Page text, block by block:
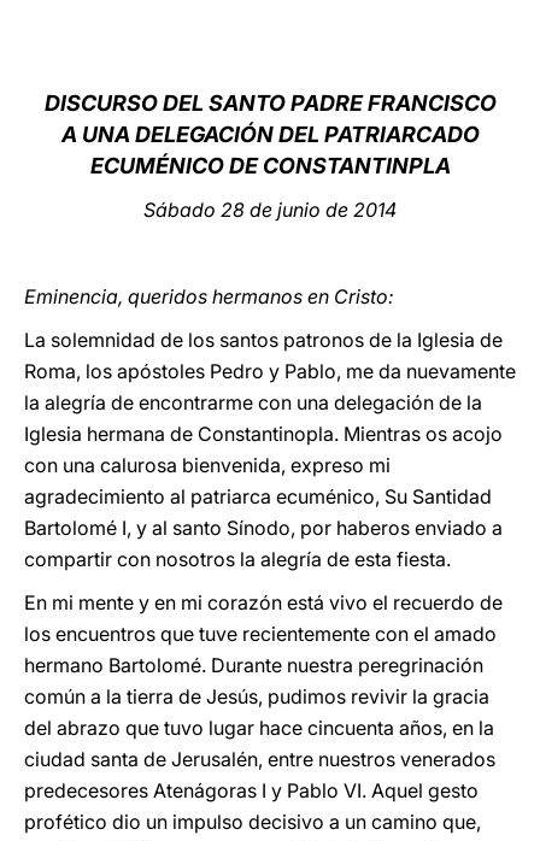
DISCURSO DEL SANTO PADRE FRANCISCO
A UNA DELEGACIÓN DEL PATRIARCADO
ECUMÉNICO DE CONSTANTINPLA
Sábado 28 de junio de 2014
Eminencia, queridos hermanos en Cristo:
La solemnidad de los santos patronos de la Iglesia de
Roma, los apóstoles Pedro y Pablo, me da nuevamente
la alegría de encontrarme con una delegación de la
Iglesia hermana de Constantinopla. Mientras os acojo
con una calurosa bienvenida, expreso mi
agradecimiento al patriarca ecuménico, Su Santidad
Bartolomé I, y al santo Sínodo, por haberos enviado a
compartir con nosotros la alegría de esta fiesta.
En mi mente y en mi corazón está vivo el recuerdo de
los encuentros que tuve recientemente con el amado
hermano Bartolomé. Durante nuestra peregrinación
común a la tierra de Jesús, pudimos revivir la gracia
del abrazo que tuvo lugar hace cincuenta años, en la
ciudad santa de Jerusalén, entre nuestros venerados
predecesores Atenágoras I y Pablo VI. Aquel gesto
profético dio un impulso decisivo a un camino que,